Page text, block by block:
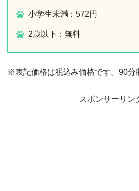
小学生未満：572円
2歳以下：無料
※表記価格は税込み価格です。90分
スポンサーリン